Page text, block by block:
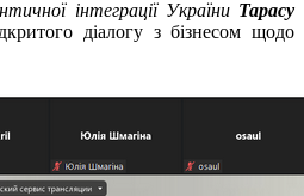
інтеграції України Тарасу
діалогу з бізнесом щодо